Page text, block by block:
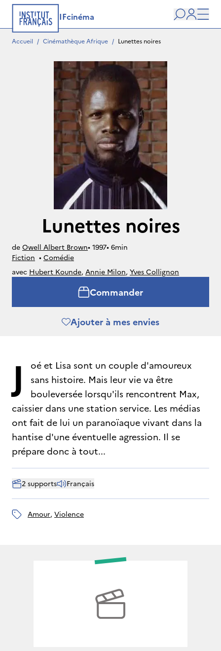
IFcinéma
user
Accueil / Cinémathèque Afrique / Lunettes noires
Lunettes noires
de Owell Albert Brown• 1997• 6min
Fiction • Comédie
avec Hubert Kounde, Annie Milon, Yves Collignon
Commander
Ajouter à mes envies
J
oé et Lisa sont un couple d'amoureux
sans histoire. Mais leur vie va être
bouleversée lorsqu'ils rencontrent Max,
caissier dans une station service. Les médias
ont fait de lui un paranoïaque vivant dans la
hantise d'une éventuelle agression. Il se
prépare donc à tout...
2 supports Français
amour, violence